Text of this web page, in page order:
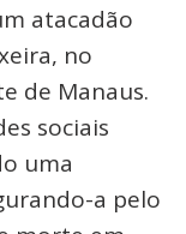
atacadão
no
de Manaus.
sociais
uma
a pelo